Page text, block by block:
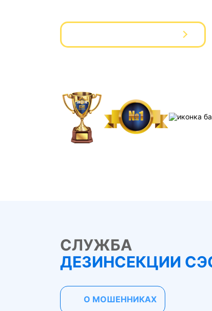
СЛУЖБА
ДЕЗИНСЕКЦИИ
О МОШЕННИКАХ